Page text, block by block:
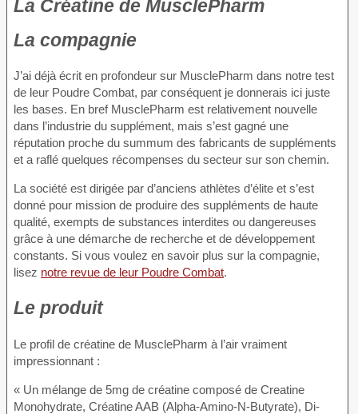
La Créatine de MusclePharm
La compagnie
J’ai déjà écrit en profondeur sur MusclePharm dans notre test
de leur Poudre Combat, par conséquent je donnerais ici juste
les bases. En bref MusclePharm est relativement nouvelle
dans l’industrie du supplément, mais s’est gagné une
réputation proche du summum des fabricants de suppléments
et a raflé quelques récompenses du secteur sur son chemin.
La société est dirigée par d’anciens athlètes d’élite et s’est
donné pour mission de produire des suppléments de haute
qualité, exempts de substances interdites ou dangereuses
grâce à une démarche de recherche et de développement
constants. Si vous voulez en savoir plus sur la compagnie,
lisez notre revue de leur Poudre Combat.
Le produit
Le profil de créatine de MusclePharm à l’air vraiment
impressionnant :
« Un mélange de 5mg de créatine composé de Creatine
Monohydrate, Créatine AAB (Alpha-Amino-N-Butyrate), Di-